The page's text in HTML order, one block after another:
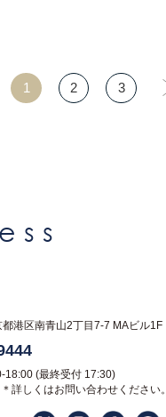
1 2 3
都港区南青山2丁目7-7 MAビル1F
18:00 (最終受付 17:30)
＊詳しくはお問い合わせください。